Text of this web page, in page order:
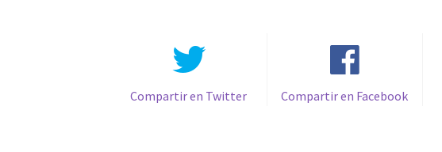
Compartir en Twitter Compartir en Facebook